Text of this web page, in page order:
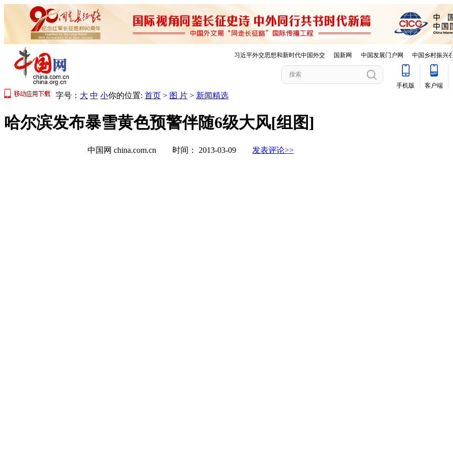
字号： 大 中 小你的位置: 首页 > 图 片 > 新闻精选
哈尔滨发布暴雪黄色预警伴随6级大风[组图]
中国网 china.com.cn 时间： 2013-03-09 发表评论>>